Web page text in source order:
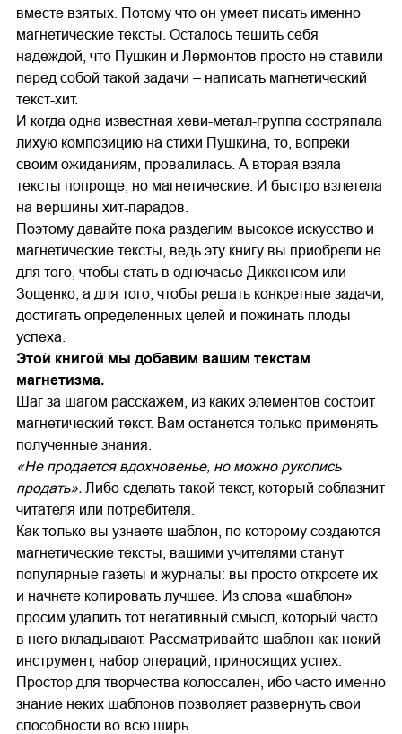
вместе взятых. Потому что он умеет писать именно
магнетические тексты. Осталось тешить себя
надеждой, что Пушкин и Лермонтов просто не ставили
перед собой такой задачи – написать магнетический
текст-хит.
И когда одна известная хеви-метал-группа состряпала
лихую композицию на стихи Пушкина, то, вопреки
своим ожиданиям, провалилась. А вторая взяла
тексты попроще, но магнетические. И быстро взлетела
на вершины хит-парадов.
Поэтому давайте пока разделим высокое искусство и
магнетические тексты, ведь эту книгу вы приобрели не
для того, чтобы стать в одночасье Диккенсом или
Зощенко, а для того, чтобы решать конкретные задачи,
достигать определенных целей и пожинать плоды
успеха.
Этой книгой мы добавим вашим текстам
магнетизма.
Шаг за шагом расскажем, из каких элементов состоит
магнетический текст. Вам останется только применять
полученные знания.
«Не продается вдохновенье, но можно рукопись
продать». Либо сделать такой текст, который соблазнит
читателя или потребителя.
Как только вы узнаете шаблон, по которому создаются
магнетические тексты, вашими учителями станут
популярные газеты и журналы: вы просто откроете их
и начнете копировать лучшее. Из слова «шаблон»
просим удалить тот негативный смысл, который часто
в него вкладывают. Рассматривайте шаблон как некий
инструмент, набор операций, приносящих успех.
Простор для творчества колоссален, ибо часто именно
знание неких шаблонов позволяет развернуть свои
способности во всю ширь.